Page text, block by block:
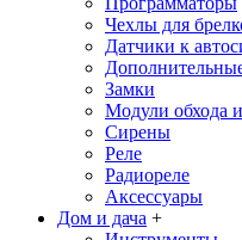
Чехлы для
Датчики к
Замки
Модули обхода
Сирены
Реле
Радиореле
Аксессуары
Дом и дача +